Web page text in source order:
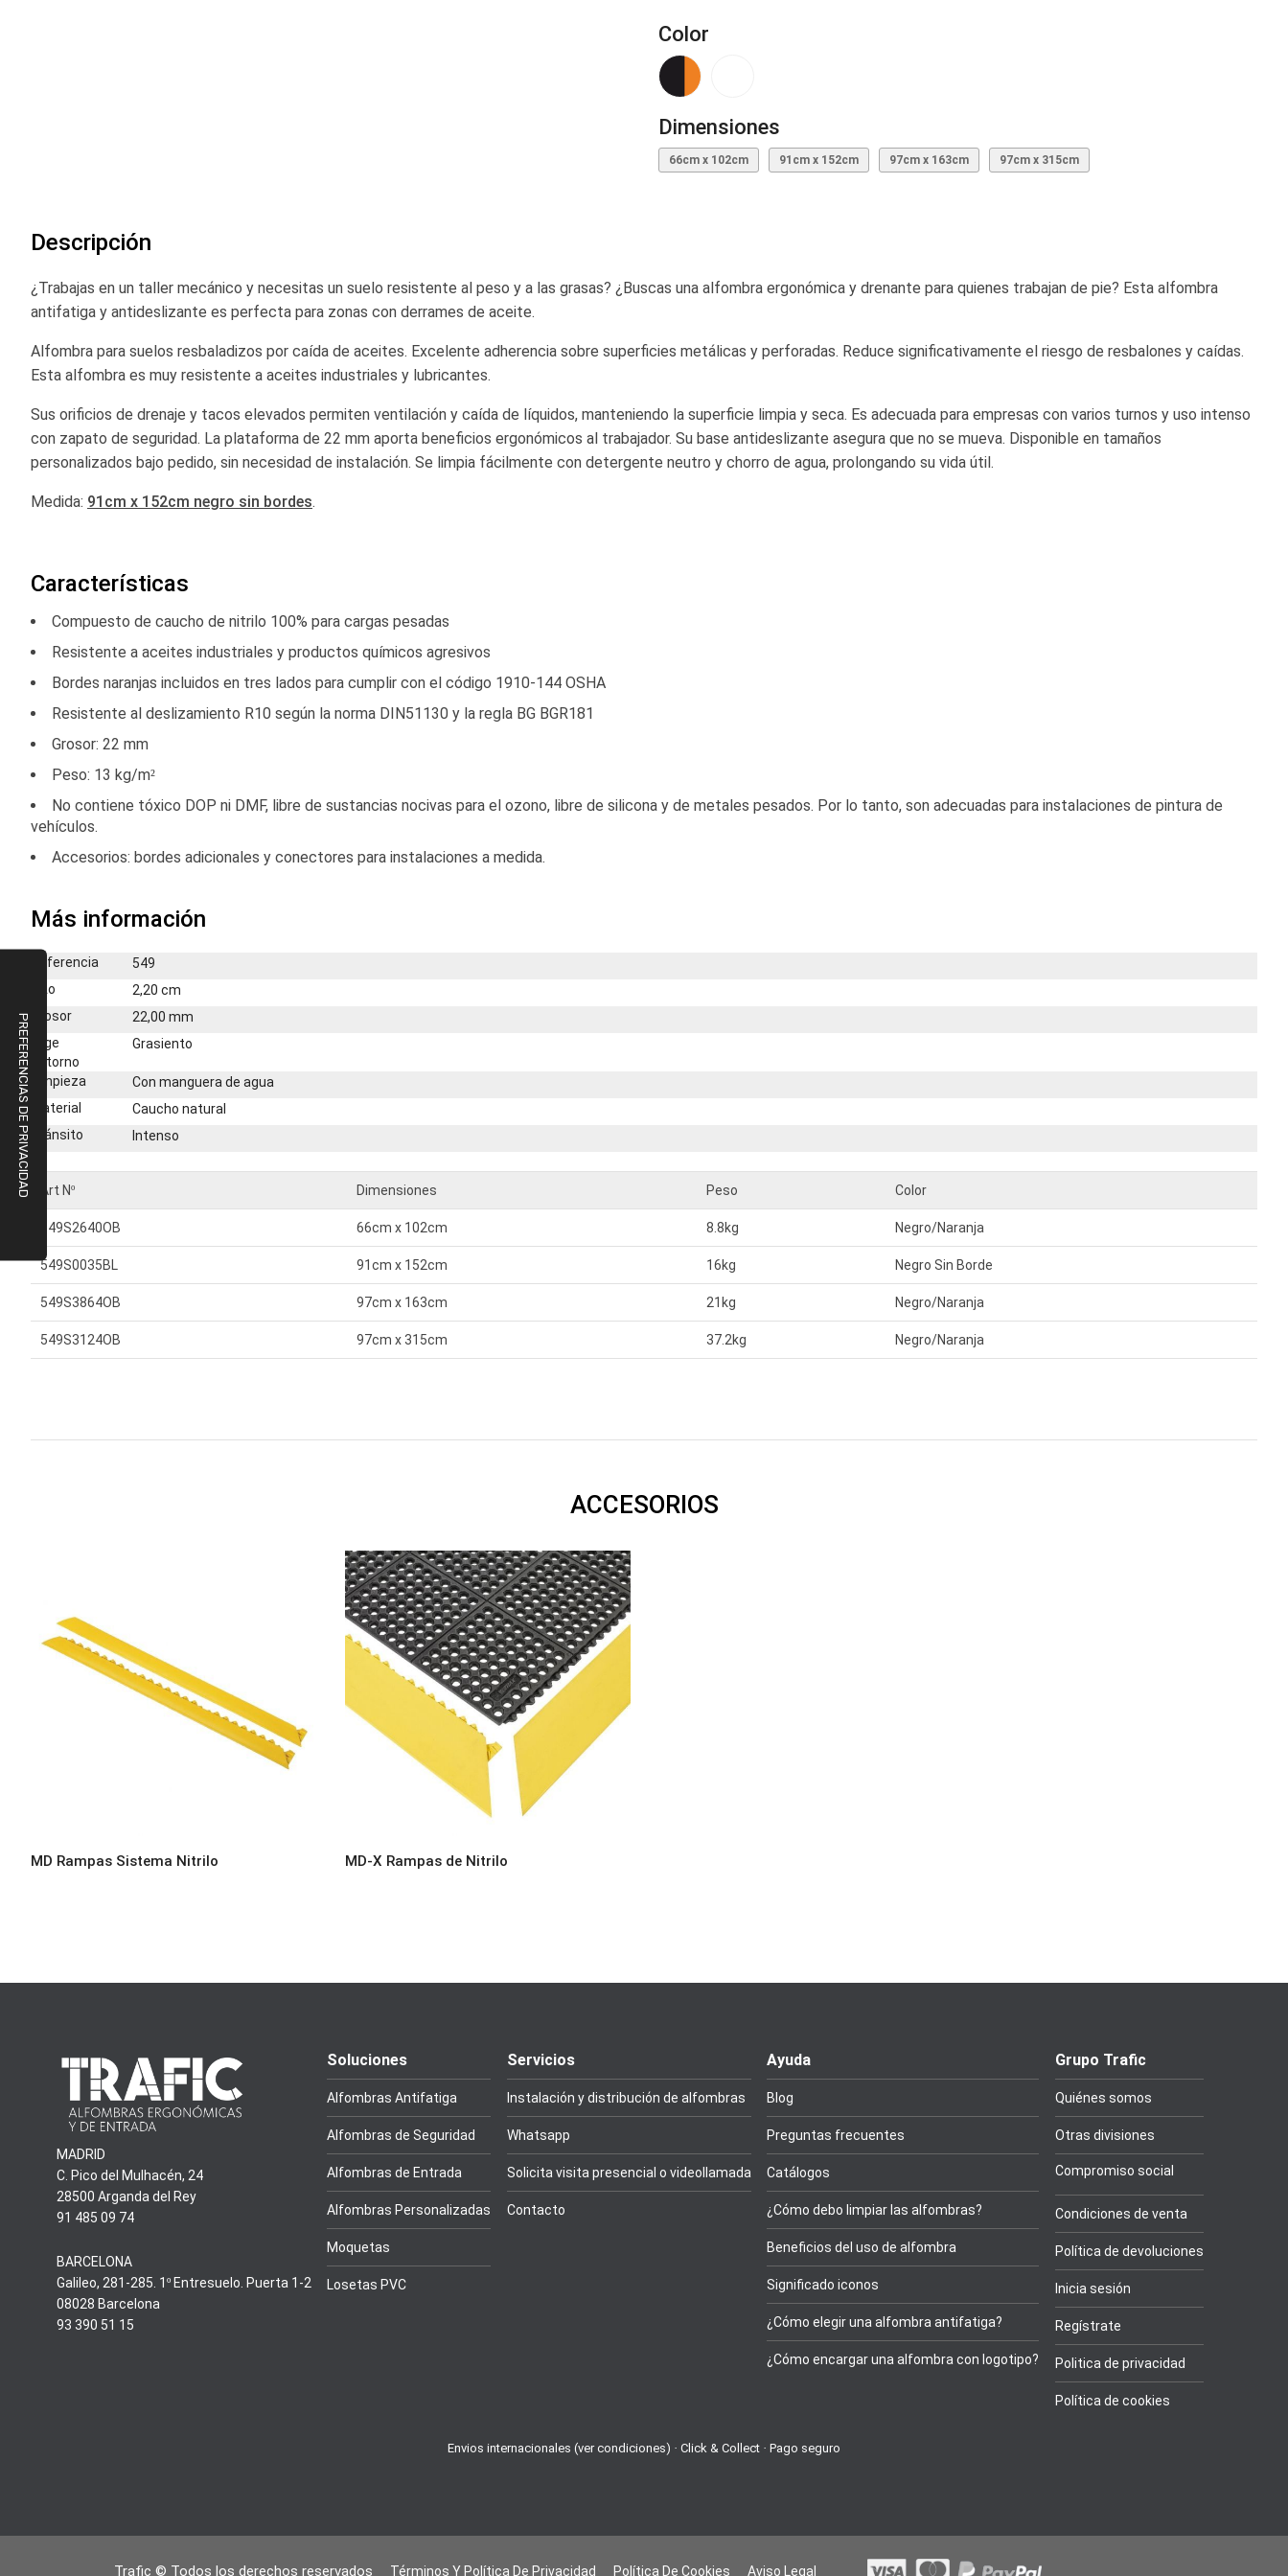
Color
Dimensiones
66cm x 102cm 91cm x 152cm 97cm x 163cm 97cm x 315cm
Descripción
¿Trabajas en un taller mecánico y necesitas un suelo resistente al peso y a las grasas? ¿Buscas una alfombra ergonómica y drenante para quienes trabajan de pie? Esta alfombra
antifatiga y antideslizante es perfecta para zonas con derrames de aceite.
Alfombra para suelos resbaladizos por caída de aceites. Excelente adherencia sobre superficies metálicas y perforadas. Reduce significativamente el riesgo de resbalones y caídas.
Esta alfombra es muy resistente a aceites industriales y lubricantes.
Sus orificios de drenaje y tacos elevados permiten ventilación y caída de líquidos, manteniendo la superficie limpia y seca. Es adecuada para empresas con varios turnos y uso intenso
con zapato de seguridad. La plataforma de 22 mm aporta beneficios ergonómicos al trabajador. Su base antideslizante asegura que no se mueva. Disponible en tamaños
personalizados bajo pedido, sin necesidad de instalación. Se limpia fácilmente con detergente neutro y chorro de agua, prolongando su vida útil.
Medida: 91cm x 152cm negro sin bordes.
Características
Compuesto de caucho de nitrilo 100% para cargas pesadas
Resistente a aceites industriales y productos químicos agresivos
Bordes naranjas incluidos en tres lados para cumplir con el código 1910-144 OSHA
Resistente al deslizamiento R10 según la norma DIN51130 y la regla BG BGR181
Grosor: 22 mm
Peso: 13 kg/m²
No contiene tóxico DOP ni DMF, libre de sustancias nocivas para el ozono, libre de silicona y de metales pesados. Por lo tanto, son adecuadas para instalaciones de pintura de
vehículos.
Accesorios: bordes adicionales y conectores para instalaciones a medida.
Más información
Más
información
Referencia
549
Alto
2,20 cm
Grosor
22,00 mm
Elige
entorno
Grasiento
Limpieza
Con manguera de agua
Material
Caucho natural
Tránsito
Intenso
Art Nº Dimensiones Peso Color
549S2640OB 66cm x 102cm 8.8kg Negro/Naranja
549S0035BL 91cm x 152cm 16kg Negro Sin Borde
549S3864OB 97cm x 163cm 21kg Negro/Naranja
549S3124OB 97cm x 315cm 37.2kg Negro/Naranja
ACCESORIOS
MD Rampas Sistema Nitrilo MD-X Rampas de Nitrilo
MADRID
C. Pico del Mulhacén, 24
28500 Arganda del Rey
91 485 09 74
BARCELONA
Galileo, 281-285. 1º Entresuelo. Puerta 1-2
08028 Barcelona
93 390 51 15
Soluciones
Alfombras Antifatiga
Alfombras de Seguridad
Alfombras de Entrada
Alfombras Personalizadas
Moquetas
Losetas PVC
Servicios
Instalación y distribución de alfombras
Whatsapp
Solicita visita presencial o videollamada
Contacto
Ayuda
Blog
Preguntas frecuentes
Catálogos
¿Cómo debo limpiar las alfombras?
Beneficios del uso de alfombra
Significado iconos
¿Cómo elegir una alfombra antifatiga?
¿Cómo encargar una alfombra con logotipo?
Grupo Trafic
Quiénes somos
Otras divisiones
Compromiso social
Condiciones de venta
Política de devoluciones
Inicia sesión
Regístrate
Politica de privacidad
Política de cookies
Envios internacionales (ver condiciones) · Click & Collect · Pago seguro
Trafic © Todos los derechos reservados Términos Y Política De Privacidad Política De Cookies Aviso Legal